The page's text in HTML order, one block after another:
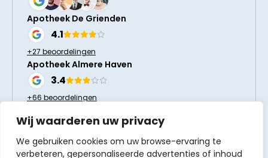
Wij waarderen uw privacy
We gebruiken cookies om uw browse-ervaring te
verbeteren, gepersonaliseerde advertenties of inhoud
Apotheek De Grienden
4.1
+27 beoordelingen
Apotheek Almere Haven
3.4
+66 beoordelingen
Volg ons